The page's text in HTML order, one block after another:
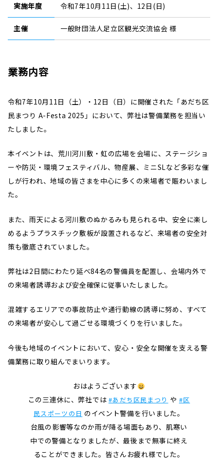
実施年度 令和7年10月11日(土)、12日(日)
主催 一般財団法人足立区観光交流協会 様
業務内容
令和7年10月11日（土）・12日（日）に開催された「あだち区
民まつり A-Festa 2025」において、弊社は警備業務を担当い
たしました。
本イベントは、荒川河川敷・虹の広場を会場に、ステージショ
ーや防災・環境フェスティバル、物産展、ミニSLなど多彩な催
しが行われ、地域の皆さまを中心に多くの来場者で賑わいまし
た。
また、雨天による河川敷のぬかるみも見られる中、安全に楽し
めるようプラスチック敷板が設置されるなど、来場者の安全対
策も徹底されていました。
弊社は2日間にわたり延べ84名の警備員を配置し、会場内外で
の来場者誘導および安全確保に従事いたしました。
混雑するエリアでの事故防止や通行動線の誘導に努め、すべて
の来場者が安心して過ごせる環境づくりを行いました。
今後も地域のイベントにおいて、安心・安全な開催を支える警
備業務に取り組んでまいります。
おはようございます
この三連休に、弊社では #あだち区民まつり や #区
民スポーツの日 のイベント警備を行いました。
台風の影響等なのか雨が降る場面もあり、肌寒い
中での警備となりましたが、最後まで無事に終え
ることができました。皆さんお疲れ様でした。